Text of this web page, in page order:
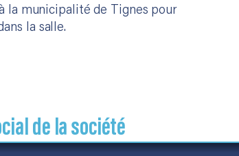
la municipalité de Tignes pour
la salle.
de la société